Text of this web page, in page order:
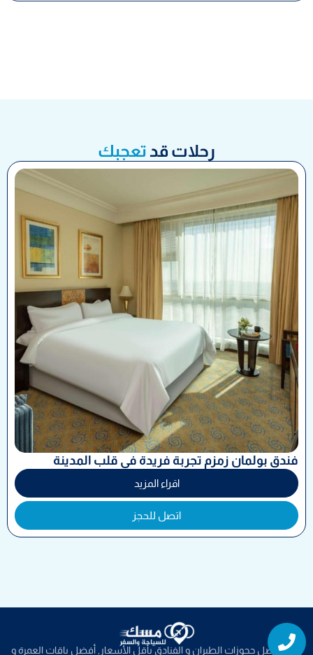
Phone
Whatsapp
رحلات قد تعجبك
فندق بولمان زمزم تجربة فريدة في قلب المدينة
اقراء المزيد
اتصل للحجز
نوفر افضل حجوزات الطيران و الفنادق بأقل الأسعار, أفضل باقات العمرة و